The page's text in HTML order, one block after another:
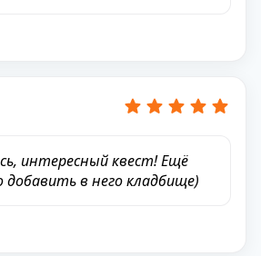
интересный квест! Ещё
в него кладбище)